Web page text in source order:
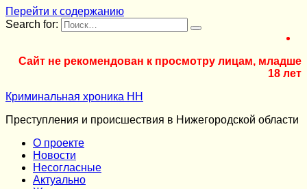
Перейти к содержанию
Search for:
Сайт не рекомендован к просмотру лицам, младше
18 лет
Криминальная хроника НН
Преступления и происшествия в Нижегородской области
О проекте
Новости
Несогласные
Актуально